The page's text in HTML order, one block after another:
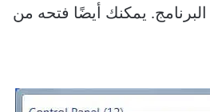
يمكنك أيضًا فتحه من